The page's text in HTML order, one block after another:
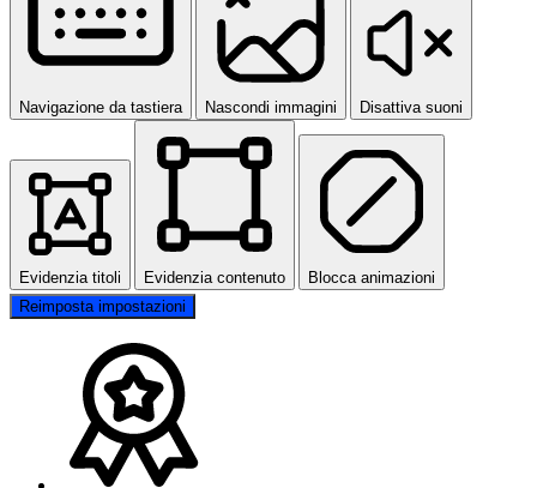
Navigazione da tastiera Nascondi immagini Disattiva suoni
Evidenzia titoli Evidenzia contenuto
Blocca animazioni
Reimposta impostazioni